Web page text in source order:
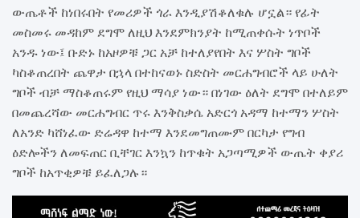
ውጤቶች ከነበሩበት የመሪዎች ጎራ እንዲያሽቆለቁሉ ሆኗል። የፊት
መስመሩ መዳከም ደግሞ ለዚህ እንደምክንያት ከሚጠቀሱት ነጥቦች
አንዱ ነው፤ ቡድኑ ከአዞዎቹ ጋር አቻ ከተለያየበት እና ሦስት ግቦች
ካስቆጠረበት ጨዋታ በኋላ በተከናወኑ ስድስት መርሐግብሮች ላይ ሁለት
ግቦች ብቻ ማስቆጠሩም የዚህ ማሳያ ነው። በነገው ዕለት ደግሞ በተለይም
በመጨረሻው መርሐግብር ጥሩ እንቅስቃሴ አድርጎ አዳማ ከተማን ሦስት
ለአንድ ካሸነፈው ድሬዳዋ ከተማ እንደመግጠሙም በርካታ የግብ
ዕድሎችን ለመፍጠር ቢቸገር እንኳን ከጥቁት አጋጣሚዎች ውጤት ቀያሪ
ግቦች ከአጥቂዎቹ ይፈለጋሉ።